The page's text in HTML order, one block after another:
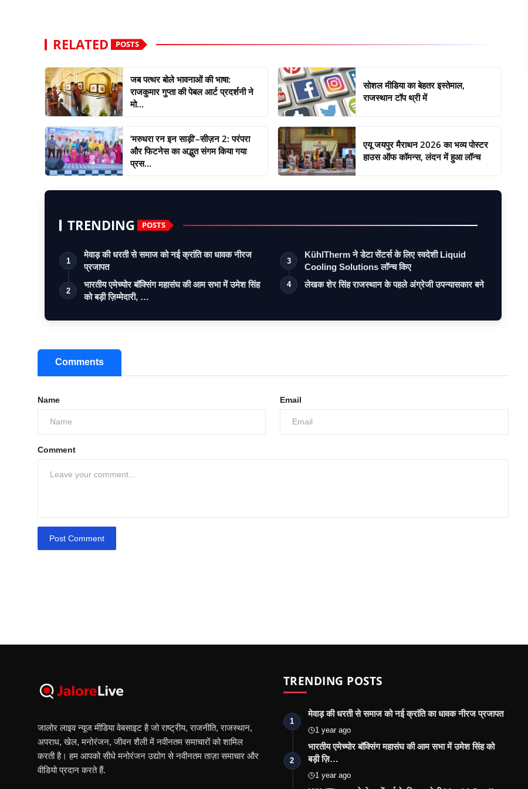
RELATED POSTS
जब पत्थर बोले भावनाओं की भाषा:
राजकुमार गुप्ता की पेबल आर्ट प्रदर्शनी ने
मो...
सोशल मीडिया का बेहतर इस्तेमाल,
राजस्थान टॉप थ्री में
‘मरुधरा रन इन साड़ी’–सीज़न 2: परंपरा
और फिटनेस का अद्भुत संगम किया गया
प्रस...
एयू जयपुर मैराथन 2026 का भव्य पोस्टर
हाउस ऑफ कॉमन्स, लंदन में हुआ लॉन्च
TRENDING POSTS
1
मेवाड़ की धरती से समाज को नई क्रांति का धावक नीरज
प्रजापत
2
भारतीय एमेच्योर बॉक्सिंग महासंघ की आम सभा में उमेश सिंह
को बड़ी ज़िम्मेदारी, …
3
KühlTherm ने डेटा सेंटर्स के लिए स्वदेशी Liquid
Cooling Solutions लॉन्च किए
4 लेखक शेर सिंह राजस्थान के पहले अंग्रेजी उपन्यासकार बने
Comments
Name Email
Comment
Post Comment
जालोर लाइव न्यूज मीडिया वेबसाइट है जो राष्ट्रीय, राजनीति, राजस्थान,
अपराध, खेल, मनोरंजन, जीवन शैली में नवीनतम समाचारों को शामिल
करती है। हम आपको सीधे मनोरंजन उद्योग से नवीनतम ताज़ा समाचार और
वीडियो प्रदान करते हैं.
TRENDING POSTS
1
मेवाड़ की धरती से समाज को नई क्रांति का धावक नीरज प्रजापत
1 year ago
2
भारतीय एमेच्योर बॉक्सिंग महासंघ की आम सभा में उमेश सिंह को
बड़ी ज़ि…
1 year ago